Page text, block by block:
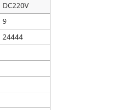
DC220V
9
24444